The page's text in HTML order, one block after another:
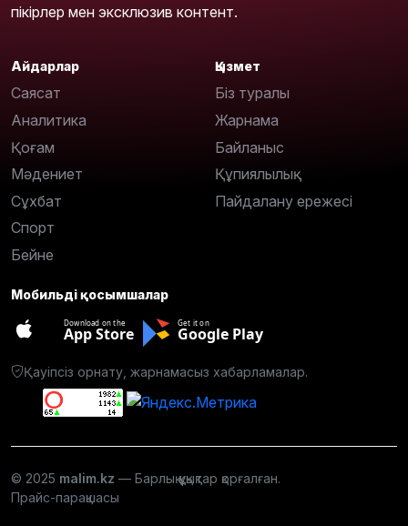
пікірлер мен эксклюзив контент.
Айдарлар
Саясат
Аналитика
Қоғам
Мәдениет
Сұхбат
Спорт
Бейне
Қызмет
Біз туралы
Жарнама
Байланыс
Құпиялылық
Пайдалану ережесі
Мобильді қосымшалар
Download on the
App Store
Get it on
Google Play
Қауіпсіз орнату, жарнамасыз хабарламалар.
© 2025 malim.kz — Барлық құқықтар қорғалған.
Прайс-парақшасы